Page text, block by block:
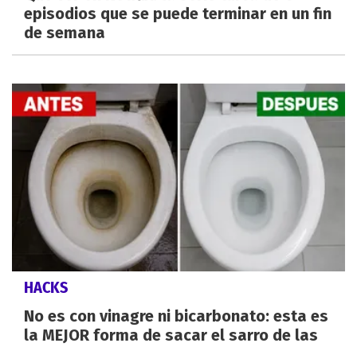
episodios que se puede terminar en un fin
de semana
HACKS
No es con vinagre ni bicarbonato: esta es
la MEJOR forma de sacar el sarro de las